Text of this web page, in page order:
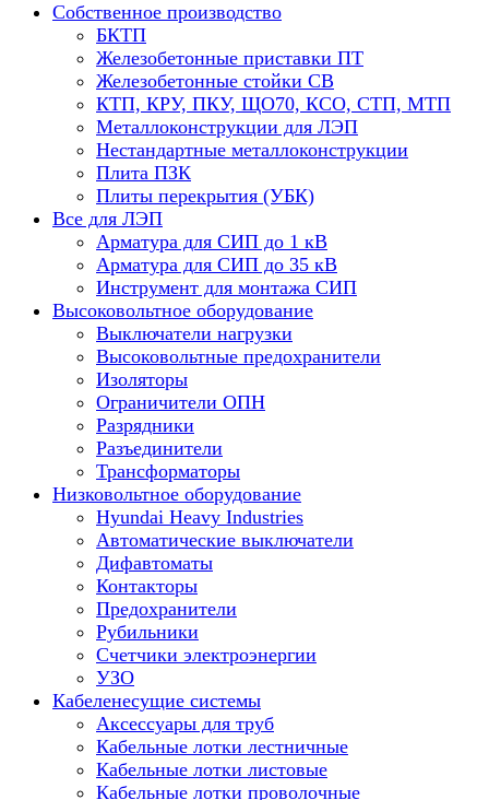
Собственное производство
БКТП
Железобетонные приставки ПТ
Железобетонные стойки СВ
КТП, КРУ, ПКУ, ЩО70, КСО, СТП, МТП
Металлоконструкции для ЛЭП
Нестандартные металлоконструкции
Плита ПЗК
Плиты перекрытия (УБК)
Все для ЛЭП
Арматура для СИП до 1 кВ
Арматура для СИП до 35 кВ
Инструмент для монтажа СИП
Высоковольтное оборудование
Выключатели нагрузки
Высоковольтные предохранители
Изоляторы
Ограничители ОПН
Разрядники
Разъединители
Трансформаторы
Низковольтное оборудование
Hyundai Heavy Industries
Автоматические выключатели
Дифавтоматы
Контакторы
Предохранители
Рубильники
Счетчики электроэнергии
УЗО
Кабеленесущие системы
Аксессуары для труб
Кабельные лотки лестничные
Кабельные лотки листовые
Кабельные лотки проволочные